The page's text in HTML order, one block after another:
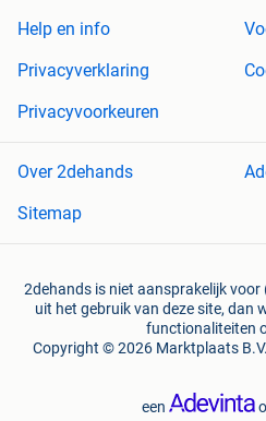
Help en info
Privacyverklaring
Privacyvoorkeuren
Over 2dehands
Sitemap
2dehands is niet aansprakelijk
uit het gebruik van deze site, dan
functionaliteiten
Copyright © 2026 Marktplaats
een